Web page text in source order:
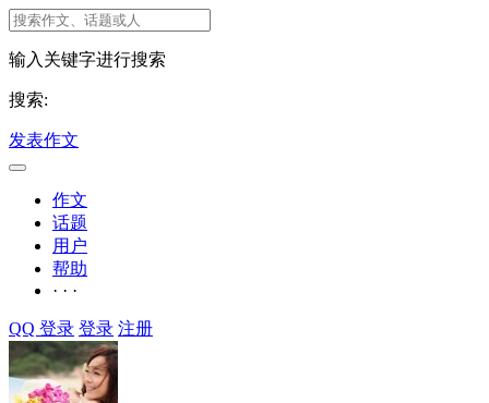
输入关键字进行搜索
搜索:
发表作文
作文
话题
用户
帮助
· · ·
QQ 登录 登录 注册